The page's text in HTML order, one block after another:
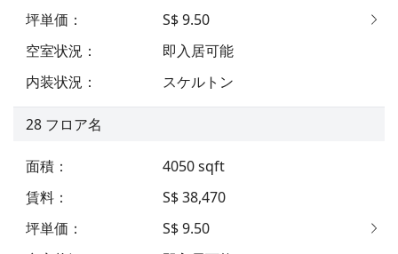
坪単価 ：
S$ 9.50
空室状況 ：
即入居可能
内装状況 ： スケルトン
28 フロア名
面積 ： 4050sqft
賃料 ：
S$ 38,470
坪単価 ：
S$ 9.50